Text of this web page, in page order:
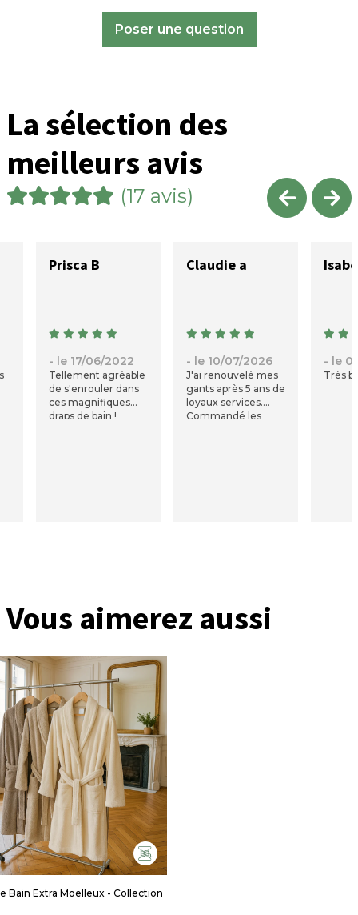
Poser une question
La sélection des
meilleurs avis
(17 avis)
Prisca B
- le 17/06/2022
Tellement agréable
de s'enrouler dans
ces magnifiques
draps de bain !
Claudie a
- le 10/07/2026
J'ai renouvelé mes
gants après 5 ans de
loyaux services.
Commandé les
- le
Très
Vous aimerez aussi
Bain Extra Moelleux - Collection